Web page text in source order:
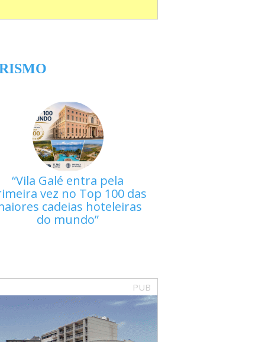
Vila Galé entra pela
vez no Top 100 das
cadeias hoteleiras
do mundo
PUB